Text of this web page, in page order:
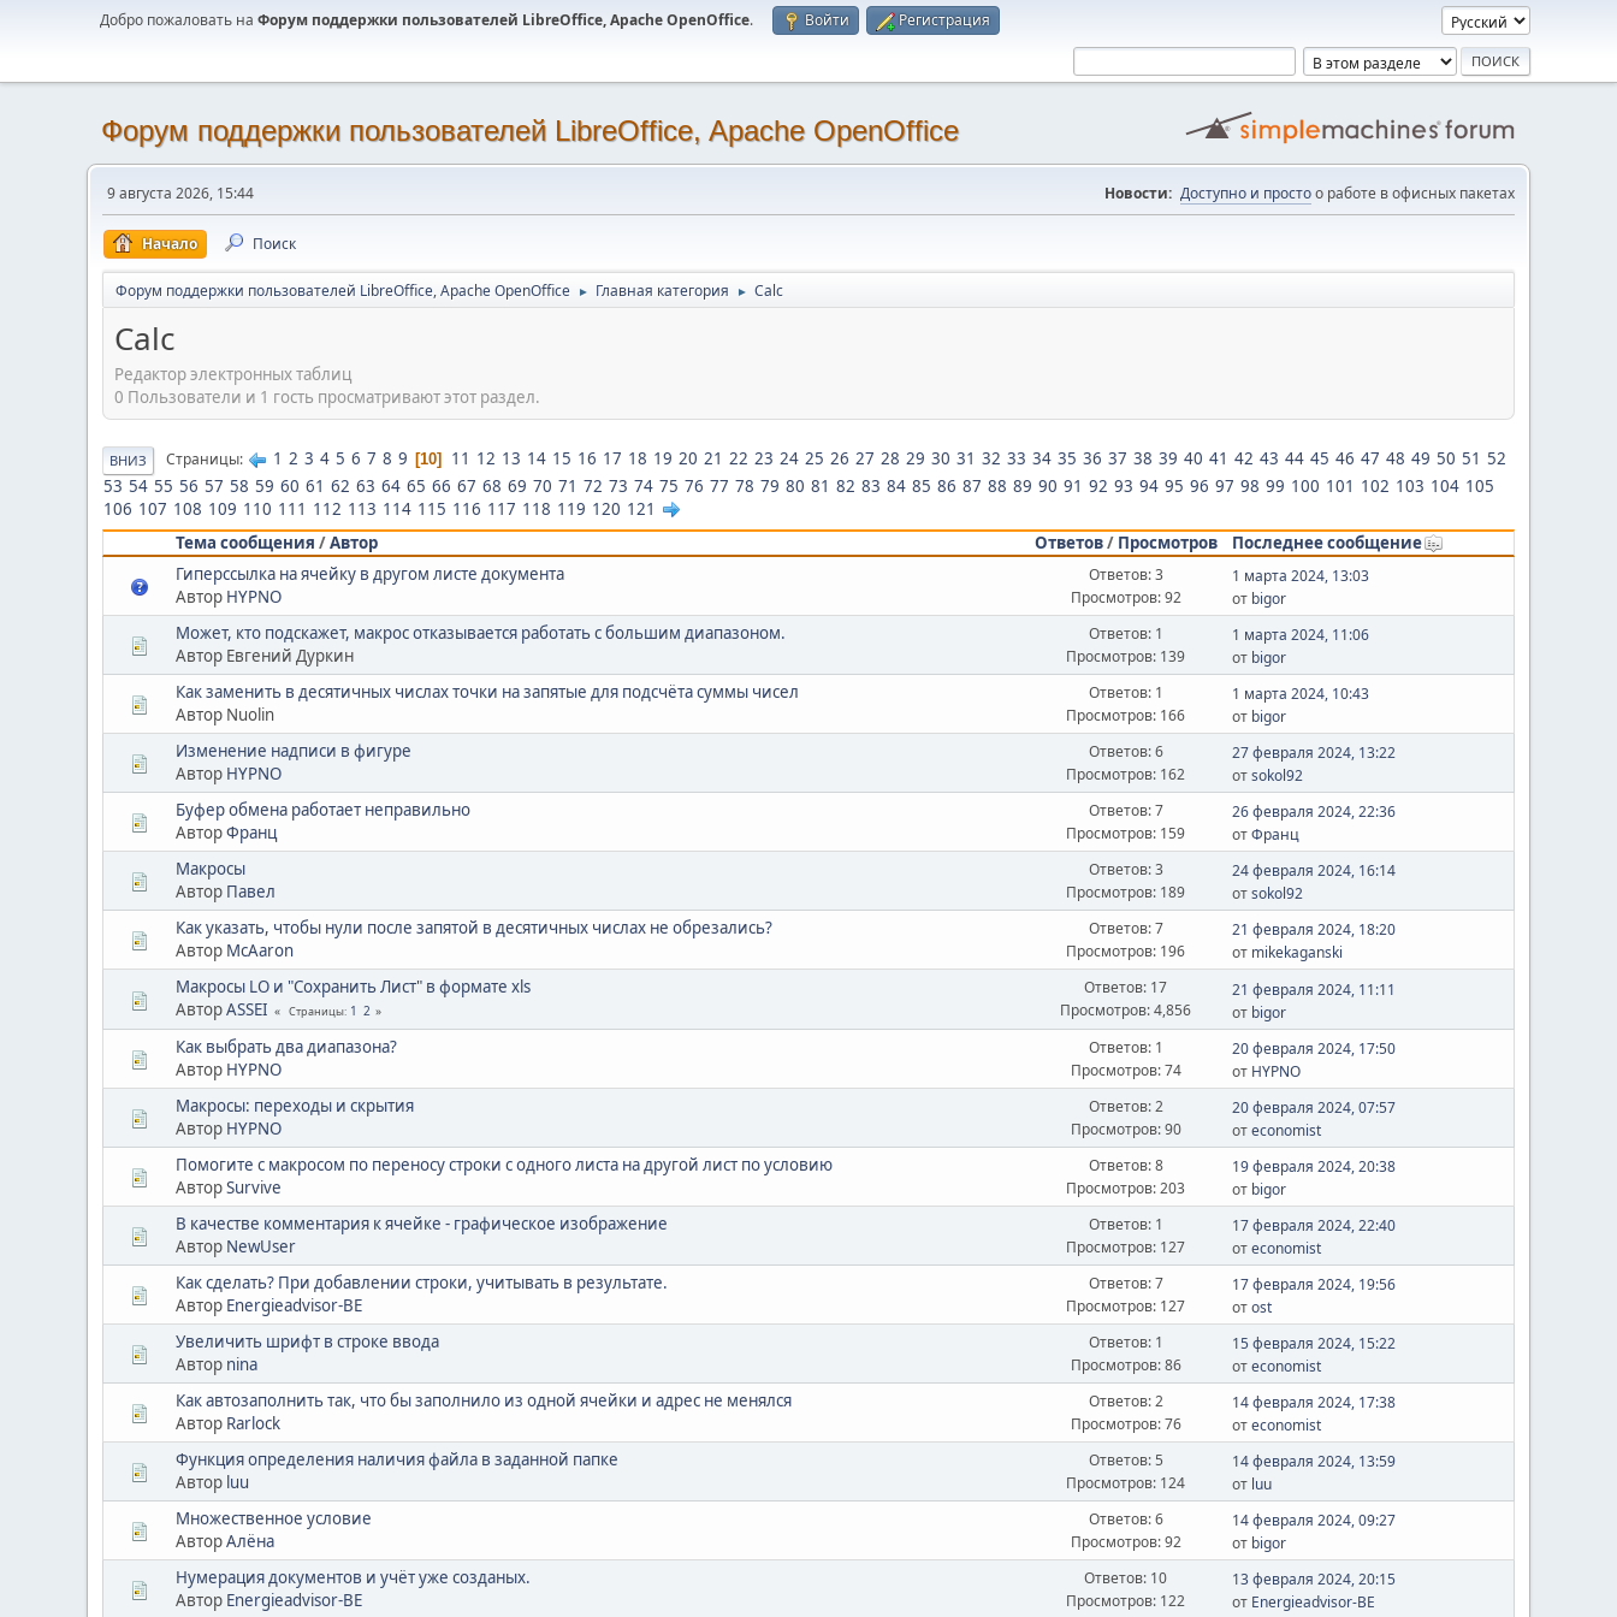
Добро пожаловать на Форум поддержки пользователей LibreOffice, Apache OpenOffice. Войти Регистрация
Форум поддержки пользователей LibreOffice, Apache OpenOffice
9 августа 2026, 15:44 Новости: Доступно и простоо работе в офисных пакетах
Начало Поиск
Форум поддержки пользователей LibreOffice, Apache OpenOffice ► Главная категория ► Calc
Calc
Редактор электронных таблиц
0 Пользователи и 1 гость просматривают этот раздел.
ВНИЗ Страницы 1 2 3 4 5 6 7 8 9 10 11 12 13 14 15 16 17 18 19 20 21 22 23 24 25 26 27 28 29 30 31 32 33 34 35 36 37 38 39 40 41 42 43 44 45 46 47 48 49 50 51 52
53 54 55 56 57 58 59 60 61 62 63 64 65 66 67 68 69 70 71 72 73 74 75 76 77 78 79 80 81 82 83 84 85 86 87 88 89 90 91 92 93 94 95 96 97 98 99 100 101 102 103 104 105
106 107 108 109 110 111 112 113 114 115 116 117 118 119 120 121
Тема сообщения /Автор Ответов/ Просмотров
Последнее сообщение
Гиперссылка на ячейку в другом листе документа
Автор HYPNO
Ответов: 3
Просмотров: 92
1 марта 2024, 13:03
от bigor
Может, кто подскажет, макрос отказывается работать с большим диапазоном.
Автор Евгений Дуркин
Ответов: 1
Просмотров: 139
1 марта 2024, 11:06
от bigor
Как заменить в десятичных числах точки на запятые для подсчёта суммы чисел
Автор Nuolin
Ответов: 1
Просмотров: 166
1 марта 2024, 10:43
от bigor
Изменение надписи в фигуре
Автор HYPNO
Ответов: 6
Просмотров: 162
27 февраля 2024, 13:22
отsokol92
Буфер обмена работает неправильно
АвторФранц
Ответов: 7
Просмотров: 159
26 февраля 2024, 22:36
отФранц
Макросы
Автор Павел
Ответов: 3
Просмотров: 189
24 февраля 2024, 16:14
отsokol92
Как указать, чтобы нули после запятой в десятичных числах не обрезались?
Автор McAaron
Ответов: 7
Просмотров: 196
21 февраля 2024, 18:20
от mikekaganski
Макросы LO и "Сохранить Лист" в формате xls
АвторASSEI Страницы 1 2
Ответов: 17
Просмотров: 4,856
21 февраля 2024, 11:11
от bigor
Как выбрать два диапазона?
Автор HYPNO
Ответов: 1
Просмотров: 74
20 февраля 2024, 17:50
от HYPNO
Макросы: переходы и скрытия
Автор HYPNO
Ответов: 2
Просмотров: 90
20 февраля 2024, 07:57
отeconomist
Помогите с макросом по переносу строки с одного листа на другой лист по условию
АвторSurvive
Ответов: 8
Просмотров: 203
19 февраля 2024, 20:38
от bigor
В качестве комментария к ячейке - графическое изображение
Автор NewUser
Ответов: 1
Просмотров: 127
17 февраля 2024, 22:40
отeconomist
Как сделать? При добавлении строки, учитывать в результате.
Автор Energieadvisor-BE
Ответов: 7
Просмотров: 127
17 февраля 2024, 19:56
отost
Увеличить шрифт в строке ввода
Автор nina
Ответов: 1
Просмотров: 86
15 февраля 2024, 15:22
отeconomist
Как автозаполнить так, что бы заполнило из одной ячейки и адрес не менялся
Автор Rarlock
Ответов: 2
Просмотров: 76
14 февраля 2024, 17:38
отeconomist
Функция определения наличия файла в заданной папке
Автор luu
Ответов: 5
Просмотров: 124
14 февраля 2024, 13:59
от luu
Множественное условие
АвторАлёна
Ответов: 6
Просмотров: 92
14 февраля 2024, 09:27
от bigor
Нумерация документов и учёт уже созданых.
Автор Energieadvisor-BE
Ответов: 10
Просмотров: 122
13 февраля 2024, 20:15
от Energieadvisor-BE